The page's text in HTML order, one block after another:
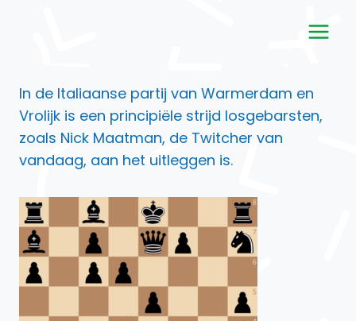
In de Italiaanse partij van Warmerdam en
Vrolijk is een principiële strijd losgebarsten,
zoals Nick Maatman, de Twitcher van
vandaag, aan het uitleggen is.